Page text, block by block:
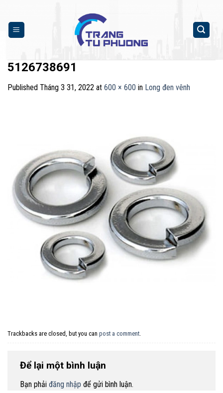
content
5126738691
Published Tháng 3 31, 2022 at 600 × 600 in Long đen vênh
Trackbacks are closed, but you can post a comment.
Để lại một bình luận
Bạn phải đăng nhập để gửi bình luận.